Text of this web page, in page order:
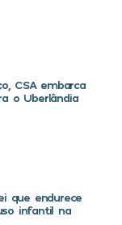
CSA embarca
o Uberlândia
que endurece
infantil na